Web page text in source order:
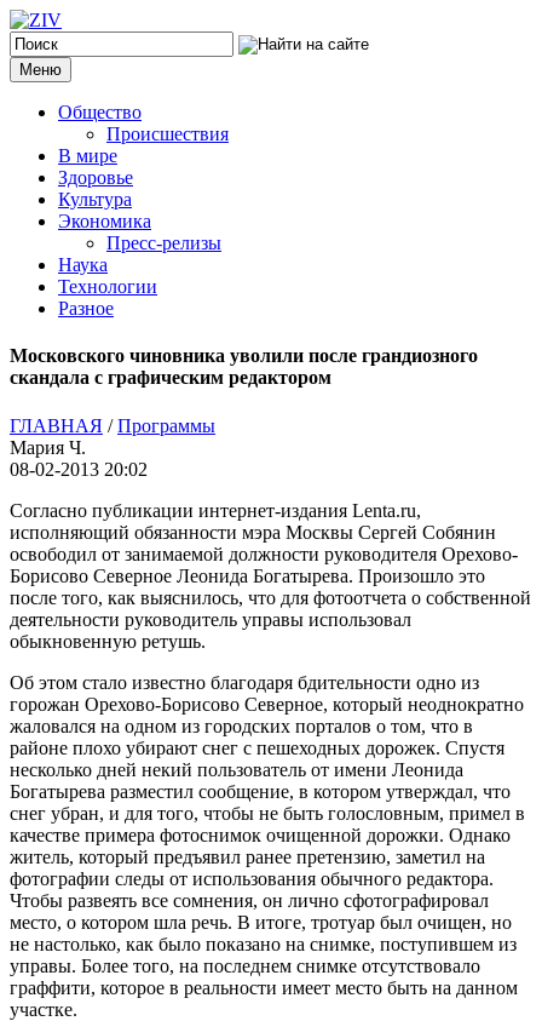
Меню
Общество
Происшествия
В мире
Здоровье
Культура
Экономика
Пресс-релизы
Наука
Технологии
Разное
Московского чиновника уволили после грандиозного
скандала с графическим редактором
ГЛАВНАЯ /Программы
Мария Ч.
08-02-2013 20:02
Согласно публикации интернет-издания Lenta.ru,
исполняющий обязанности мэра Москвы Сергей Собянин
освободил от занимаемой должности руководителя Орехово-
Борисово Северное Леонида Богатырева. Произошло это
после того, как выяснилось, что для фотоотчета о собственной
деятельности руководитель управы использовал
обыкновенную ретушь.
Об этом стало известно благодаря бдительности одно из
горожан Орехово-Борисово Северное, который неоднократно
жаловался на одном из городских порталов о том, что в
районе плохо убирают снег с пешеходных дорожек. Спустя
несколько дней некий пользователь от имени Леонида
Богатырева разместил сообщение, в котором утверждал, что
снег убран, и для того, чтобы не быть голословным, примел в
качестве примера фотоснимок очищенной дорожки. Однако
житель, который предъявил ранее претензию, заметил на
фотографии следы от использования обычного редактора.
Чтобы развеять все сомнения, он лично сфотографировал
место, о котором шла речь. В итоге, тротуар был очищен, но
не настолько, как было показано на снимке, поступившем из
управы. Более того, на последнем снимке отсутствовало
граффити, которое в реальности имеет место быть на данном
участке.